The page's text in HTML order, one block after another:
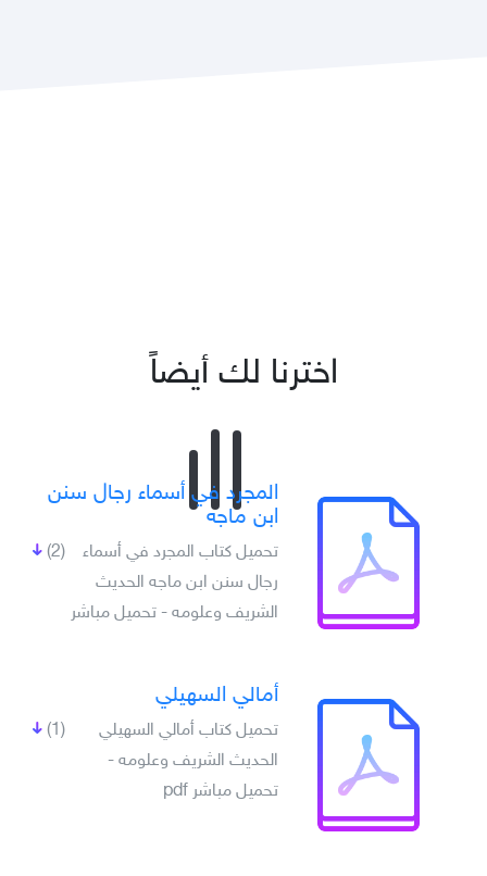
اخترنا لك أيضاً
المجرد في أسماء رجال سنن
ابن ماجه
(2)
تحميل كتاب المجرد في أسماء
رجال سنن ابن ماجه الحديث
الشريف وعلومه - تحميل مباشر
أمالي السهيلي
(1)
تحميل كتاب أمالي السهيلي
الحديث الشريف وعلومه -
تحميل مباشر pdf